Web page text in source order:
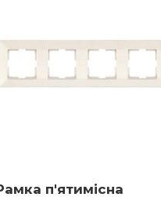
п'ятимісна